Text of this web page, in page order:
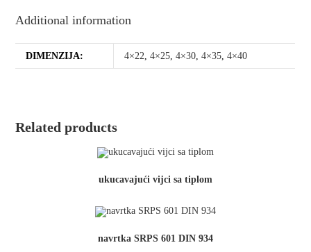
Additional information
DIMENZIJA: 4×22,4×25,4×30,4×35,4×40
Related products
ukucavajući vijci sa tiplom
navrtka SRPS 601 DIN 934